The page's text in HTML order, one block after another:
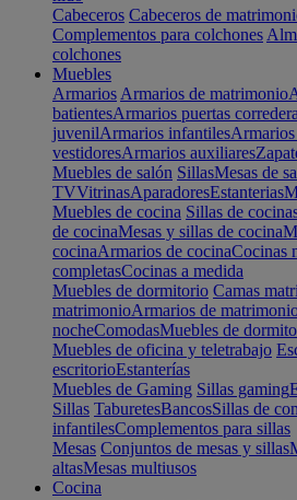
Cabeceros Cabeceros de
Complementos para colchones
colchones
Muebles
Armarios Armarios de matrimonio
batientesArmarios puertas
juvenilArmarios infantiles
vestidoresArmarios auxiliares
Muebles de salón SillasMesas de
TVVitrinasAparadoresEstanterias
Muebles de cocina Sillas de
de cocinaMesas y sillas de cocina
cocinaArmarios de cocinaCocinas
completasCocinas a medida
Muebles de dormitorio Camas
matrimonioArmarios de
nocheComodasMuebles de
Muebles de oficina y teletrabajo
escritorioEstanterías
Muebles de Gaming Sillas gaming
Sillas TaburetesBancosSillas de
infantilesComplementos para sillas
Mesas Conjuntos de mesas y sillas
altasMesas multiusos
Cocina